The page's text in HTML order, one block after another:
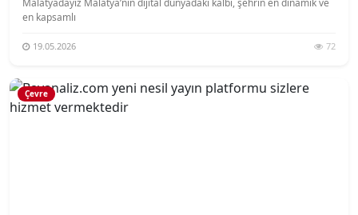
en kapsamlı
19.05.2026 72
Çevre